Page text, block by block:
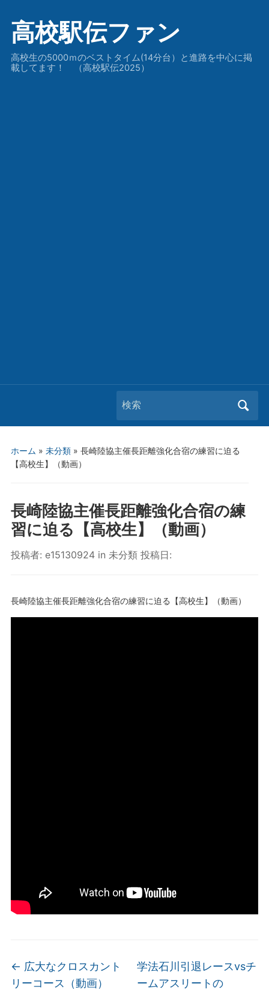
高校駅伝ファン
高校生の5000ｍのベストタイム(14分台）と進路を中心に掲
載してます！ （高校駅伝2025）
Search
for:
ホーム » 未分類» 長崎陸協主催長距離強化合宿の練習に迫る
【高校生】（動画）
長崎陸協主催長距離強化合宿の練
習に迫る【高校生】（動画）
投稿者: e15130924 in 未分類投稿日:
長崎陸協主催長距離強化合宿の練習に迫る【高校生】（動画）
← 広大なクロスカント
リーコース（動画）
学法石川引退レースvsチ
ームアスリートの